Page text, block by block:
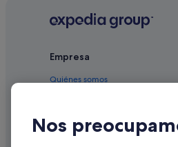
Paradores hoteles en Isla
Hoteles de 3 estrellas en
Casas privadas de
Hoteles de 5 estrellas en
Empresa
Quiénes somos
Anuncia tu alojamiento
Nos